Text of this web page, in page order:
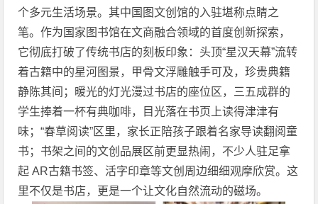
个多元生活场景。其中国图文创馆的入驻堪称点睛之
笔。作为国家图书馆在文商融合领域的首度创新探索，
它彻底打破了传统书店的刻板印象：头顶“星汉天幕”流转
着古籍中的星河图景，甲骨文浮雕触手可及，珍贵典籍
静陈其间；暖光的灯光漫过书店的座位区，三五成群的
学生捧着一杯有典咖啡，目光落在书页上读得津津有
味；“春草阅读”区里，家长正陪孩子跟着名家导读翻阅童
书；书架之间的文创品展区前更显热闹，不少人驻足拿
起 AR古籍书签、活字印章等文创周边细细观摩欣赏。这
里不仅是书店，更是一个让文化自然流动的磁场。